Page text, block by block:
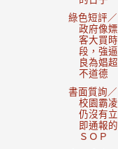
綠色短評／
政府像嫖
客大買時
段，強逼
良為娼超
不道德
書面質詢／
校園霸凌
仍沒有立
即通報的
ＳＯＰ